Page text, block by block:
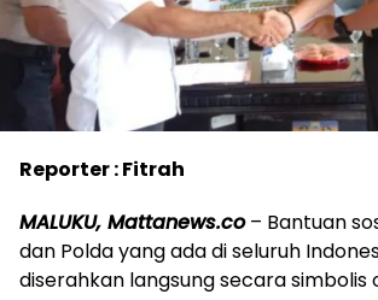
Reporter : Fitrah
MALUKU, Mattanews.co– Bantuan
dan Polda yang ada di seluruh
diserahkan langsung secara simbolis